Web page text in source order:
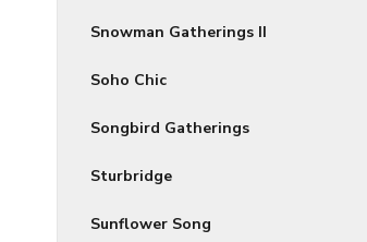
Snowman Gatherings II
Soho Chic
Songbird Gatherings
Sturbridge
Sunflower Song